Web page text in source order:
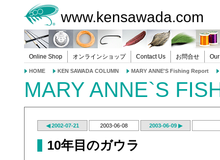
www.kensawada.com
Online Shop オンラインショップ Contact Us お問合せ
HOME KEN SAWADA COLUMN MARY ANNE'S Fishing Report
MARY ANNE`S
◀ 2002-07-21 2003-06-08 2003-06-09 ▶
10年目のガウラ